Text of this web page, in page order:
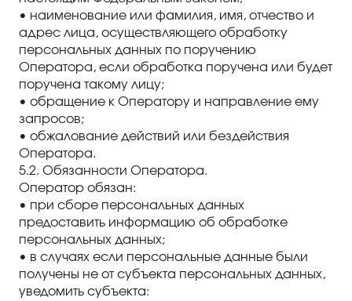
• наименование или фамилия, имя, отчество и
адрес лица, осуществляющего обработку
персональных данных по поручению
Оператора, если обработка поручена или будет
поручена такому лицу;
• обращение к Оператору и направление ему
запросов;
• обжалование действий или бездействия
Оператора.
5.2. Обязанности Оператора.
Оператор обязан:
• при сборе персональных данных
предоставить информацию об обработке
персональных данных;
• в случаях если персональные данные были
получены не от субъекта персональных данных,
уведомить субъекта: